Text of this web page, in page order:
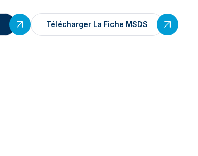
Télécharger La Fiche MSDS